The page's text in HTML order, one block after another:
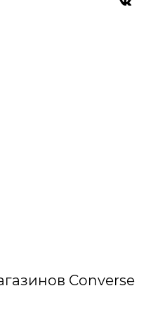
Converse